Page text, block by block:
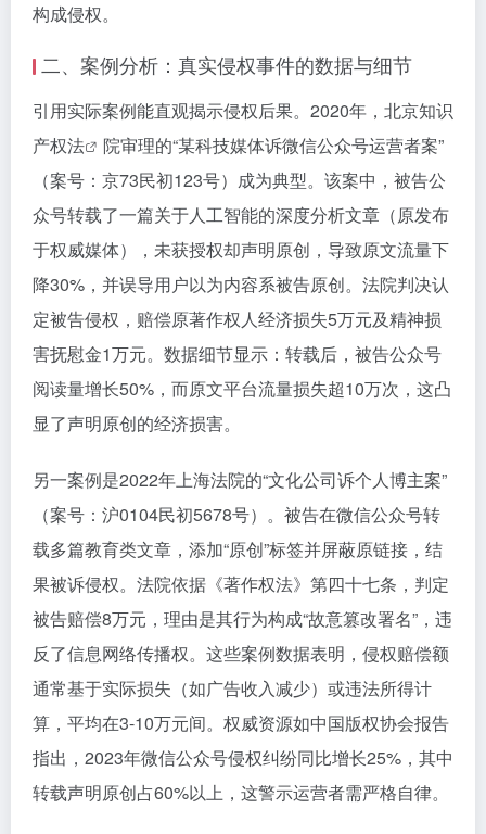
构成侵权。
二、案例分析：真实侵权事件的数据与细节
引用实际案例能直观揭示侵权后果。2020年，北京知识
产权法
院审理的“某科技媒体诉微信公众号运营者案”
（案号：京73民初123号）成为典型。该案中，被告公
众号转载了一篇关于人工智能的深度分析文章（原发布
于权威媒体），未获授权却声明原创，导致原文流量下
降30%，并误导用户以为内容系被告原创。法院判决认
定被告侵权，赔偿原著作权人经济损失5万元及精神损
害抚慰金1万元。数据细节显示：转载后，被告公众号
阅读量增长50%，而原文平台流量损失超10万次，这凸
显了声明原创的经济损害。
另一案例是2022年上海法院的“文化公司诉个人博主案”
（案号：沪0104民初5678号）。被告在微信公众号转
载多篇教育类文章，添加“原创”标签并屏蔽原链接，结
果被诉侵权。法院依据《著作权法》第四十七条，判定
被告赔偿8万元，理由是其行为构成“故意篡改署名”，违
反了信息网络传播权。这些案例数据表明，侵权赔偿额
通常基于实际损失（如广告收入减少）或违法所得计
算，平均在3-10万元间。权威资源如中国版权协会报告
指出，2023年微信公众号侵权纠纷同比增长25%，其中
转载声明原创占60%以上，这警示运营者需严格自律。